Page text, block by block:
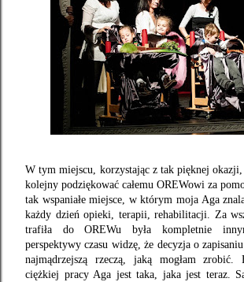
W tym miejscu, korzystając z tak pięknej okazji,
kolejny podziękować całemu OREWowi za
tak wspaniałe miejsce, w którym moja Aga
każdy dzień opieki, terapii, rehabilitacji. Za
trafiła do OREWu była kompletnie
perspektywy czasu widzę, że decyzja o
najmądrzejszą rzeczą, jaką mogłam zrobić.
ciężkiej pracy Aga jest taka, jaka jest teraz.